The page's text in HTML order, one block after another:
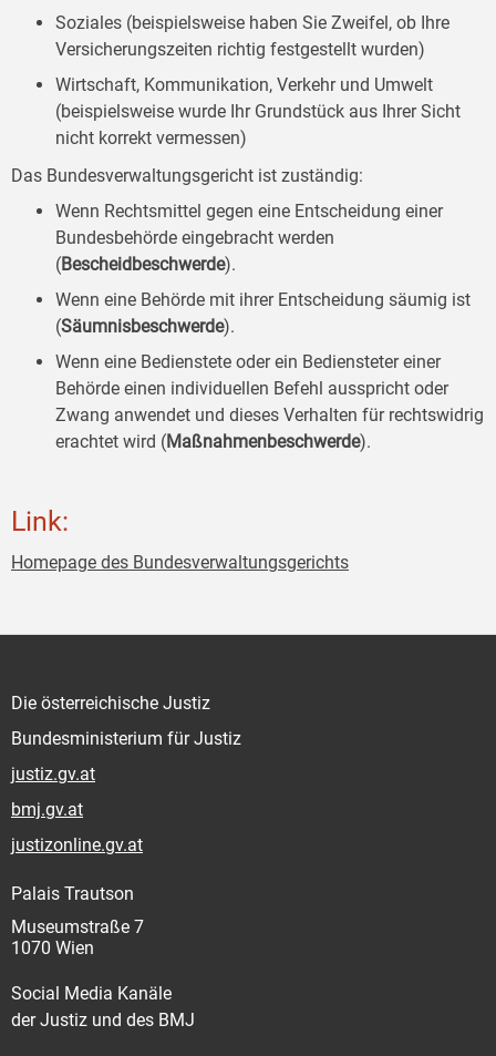
Soziales (beispielsweise haben Sie Zweifel, ob Ihre
Versicherungszeiten richtig festgestellt wurden)
Wirtschaft, Kommunikation, Verkehr und Umwelt
(beispielsweise wurde Ihr Grundstück aus Ihrer Sicht
nicht korrekt vermessen)
Das Bundesverwaltungsgericht ist zuständig:
Wenn Rechtsmittel gegen eine Entscheidung einer
Bundesbehörde eingebracht werden
(Bescheidbeschwerde).
Wenn eine Behörde mit ihrer Entscheidung säumig ist
(Säumnisbeschwerde).
Wenn eine Bedienstete oder ein Bediensteter einer
Behörde einen individuellen Befehl ausspricht oder
Zwang anwendet und dieses Verhalten für rechtswidrig
erachtet wird (Maßnahmenbeschwerde).
Link:
Homepage des Bundesverwaltungsgerichts
Die österreichische Justiz
Bundesministerium für Justiz
justiz.gv.at
bmj.gv.at
justizonline.gv.at
Palais Trautson
Museumstraße 7
1070 Wien
Social Media Kanäle
der Justiz und des BMJ